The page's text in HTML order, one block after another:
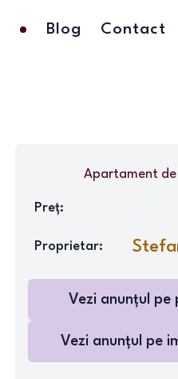
Blog Contact
Apartamentde
Preț:
Proprietar:
Vezi anunțul pe
Vezi anunțul pe